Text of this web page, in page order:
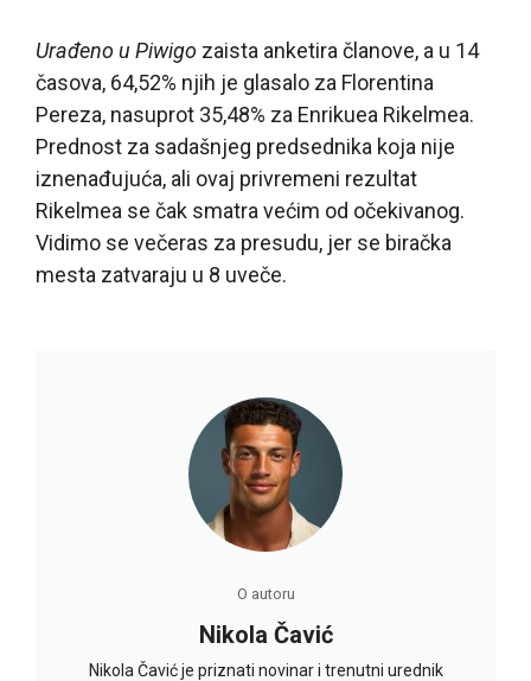
Urađeno u Piwigo zaista anketira članove, a u 14
časova, 64,52% njih je glasalo za Florentina
Pereza, nasuprot 35,48% za Enrikuea Rikelmea.
Prednost za sadašnjeg predsednika koja nije
iznenađujuća, ali ovaj privremeni rezultat
Rikelmea se čak smatra većim od očekivanog.
Vidimo se večeras za presudu, jer se biračka
mesta zatvaraju u 8 uveče.
O autoru
Nikola Čavić
Nikola Čavić je priznati novinar i trenutni urednik